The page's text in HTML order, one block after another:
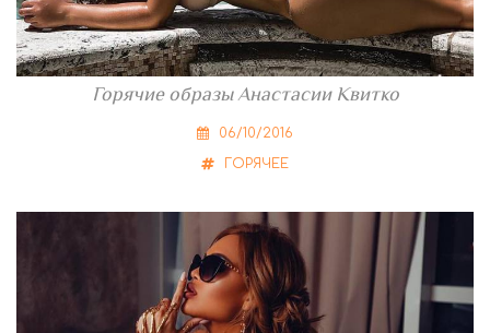
Горячие образы Анастасии Квитко
06/10/2016
ГОРЯЧЕЕ